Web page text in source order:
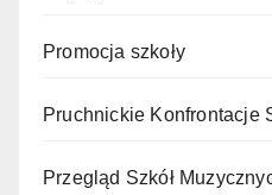
Promocja szkoły
Pruchnickie Konfrontacje
Przegląd Szkół